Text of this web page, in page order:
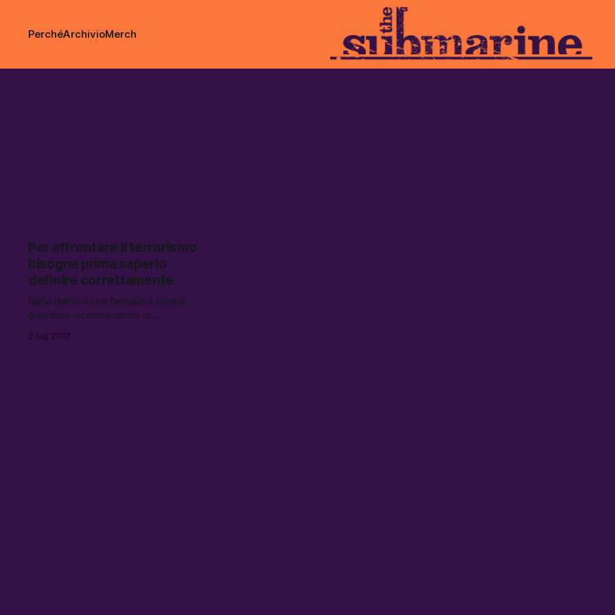
PerchéArchivioMerch
Per affrontare il terrorismo
bisogna prima saperlo
definire correttamente
Dalla definizione fattuale a quella
giuridica, riconoscendo le
della politica: definire correttamente
2 lug 2017